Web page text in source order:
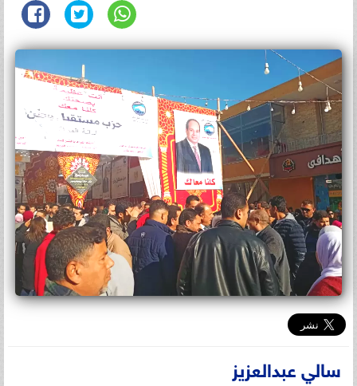
سالي عبدالعزيز